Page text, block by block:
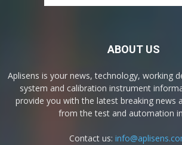
ABOUT US
Aplisens is your news, technology, working
system and calibration instrument
provide you with the latest breaking news
from the test and automation
Contact us: